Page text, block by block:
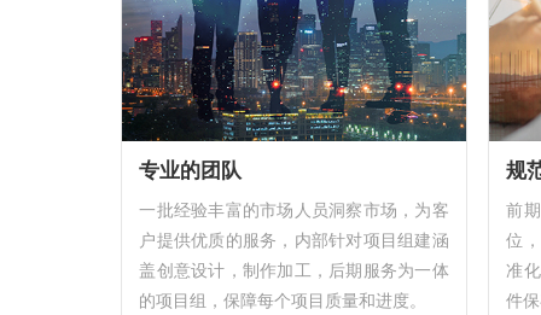
专业的团队
一批经验丰富的市场人员洞察市场，为客
户提供优质的服务，内部针对项目组建涵
盖创意设计，制作加工，后期服务为一体
的项目组，保障每个项目质量和进度。
规
前
位
准
件